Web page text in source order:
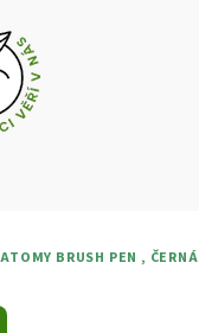
BRUSH PEN , ČERNÁ